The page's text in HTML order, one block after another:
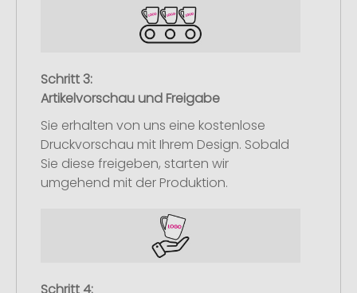
Schritt 3:
Artikelvorschau und Freigabe
Sie erhalten von uns eine kostenlose
Druckvorschau mit Ihrem Design. Sobald
Sie diese freigeben, starten wir
umgehend mit der Produktion.